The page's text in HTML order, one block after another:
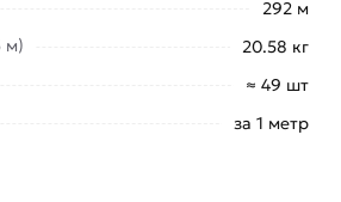
металлургических
данной позиции, кликните
в корзину»
или нажмите на
указанным на сайте.
292 м
м)
20.58 кг
≈ 49 шт
за 1 метр